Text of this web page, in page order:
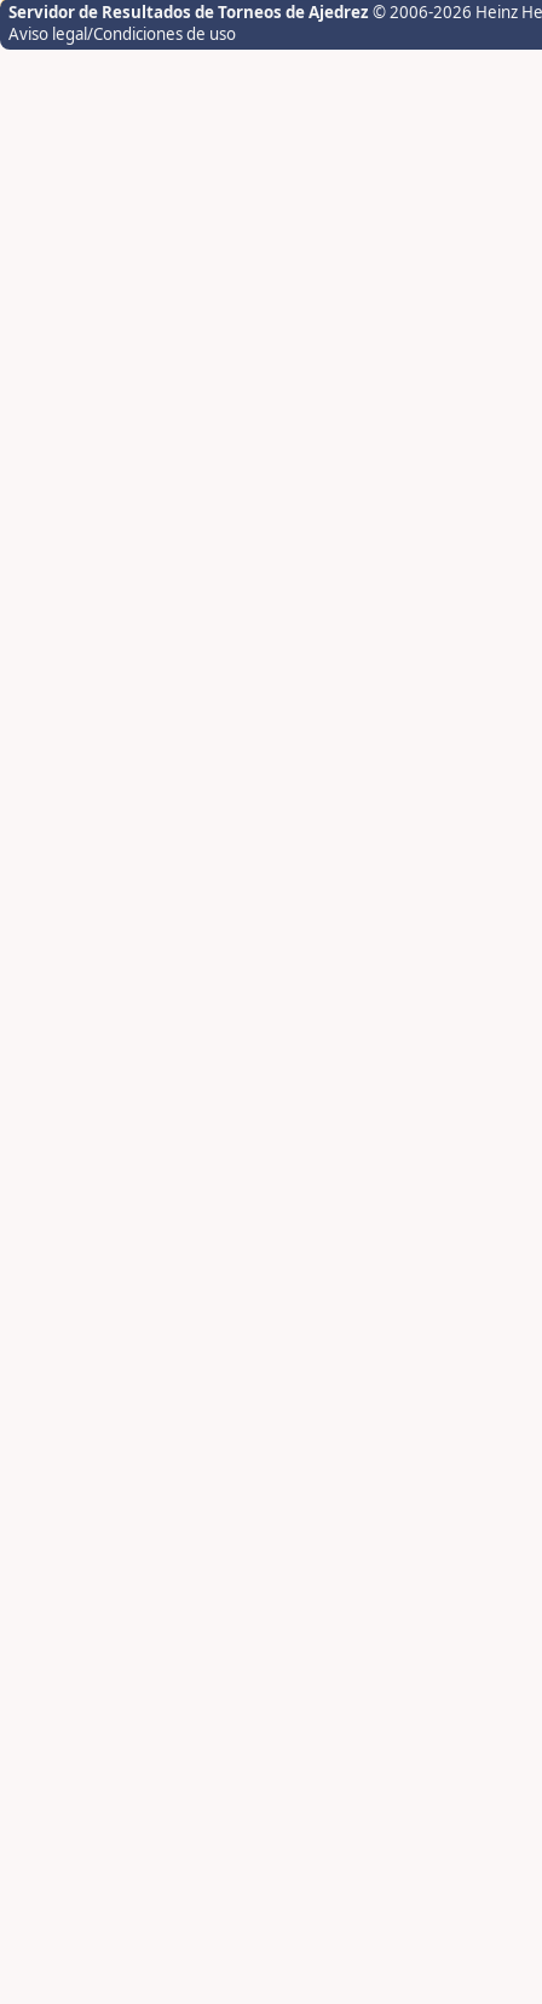
Servidor de Resultados de Torneos de Ajedrez © 2006-2026 Heinz
Aviso legal/Condiciones de uso